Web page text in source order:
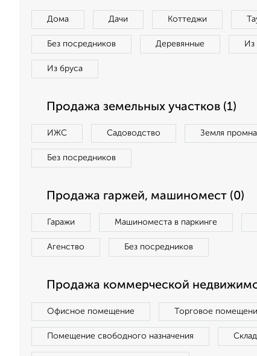
Дома Дачи Коттеджи
Без посредников Деревянные Из
Из бруса
Продажа земельных участков (1)
ИЖС Садоводство Земля
Без посредников
Продажа гаржей, машиномест (0)
Гаражи Машиноместа в паркинге
Агенство Без посредников
Продажа коммерческой
Офисное помещение Торговое
Помещение свободного назначения